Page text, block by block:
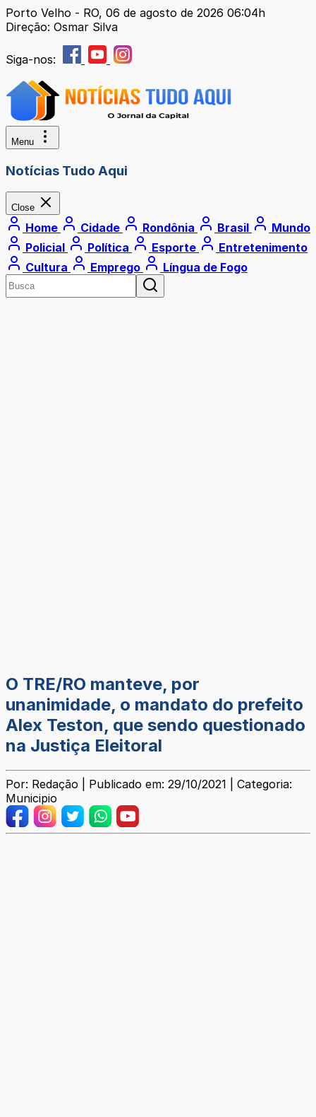
Porto Velho - RO, 06 de agosto de 2026 06:04h
Direção: Osmar Silva
Siga-nos:
Menu
Notícias Tudo Aqui
Close
Home Cidade Rondônia Brasil
Mundo
Policial
Política Esporte
Entretenimento
Cultura
Emprego Língua de Fogo
O TRE/RO manteve, por
unanimidade, o mandato do prefeito
Alex Teston, que sendo questionado
na Justiça Eleitoral
Por: Redação | Publicado em: 29/10/2021 | Categoria:
Municipio